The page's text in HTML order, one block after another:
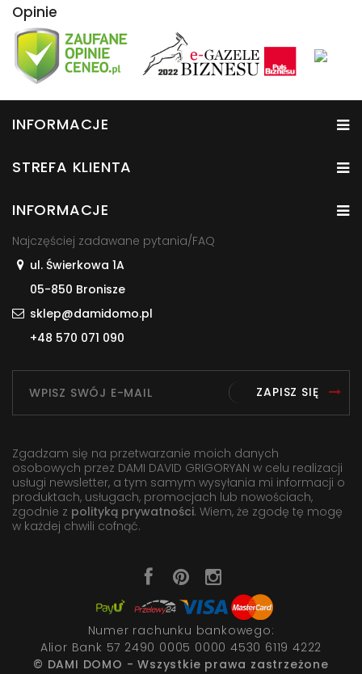
Opinie
INFORMACJE
STREFA KLIENTA
INFORMACJE
Najczęściej zadawane pytania/FAQ
ul. Świerkowa 1A
05-850 Bronisze
sklep@damidomo.pl
+48 570 071 090
ZAPISZ SIĘ
Zgadzam się na przetwarzanie moich danych
osobowych przez DAMI DAVID GRIGORYAN w celu realizacji
usługi newsletter, a tym samym wysyłania mi informacji o
produktach, usługach, promocjach lub nowościach,
zgodnie z polityką prywatności. Wiem, że zgodę tę mogę
w każdej chwili cofnąć.
Numer rachunku bankowego:
Alior Bank 57 2490 0005 0000 4530 6119 4222
© DAMI DOMO - Wszystkie prawa zastrzeżone